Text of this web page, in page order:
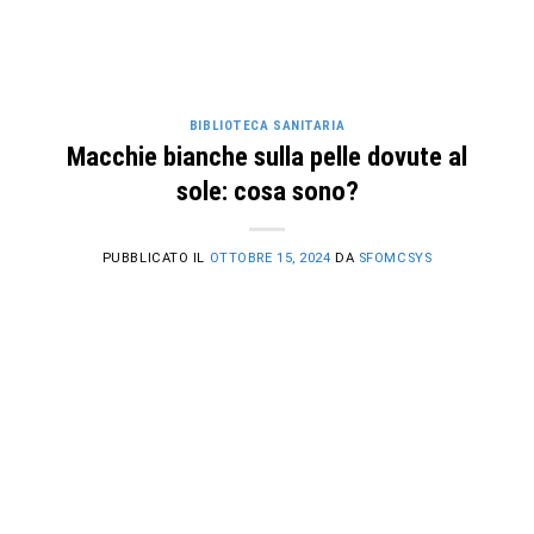
BIBLIOTECA SANITARIA
Macchie bianche sulla pelle dovute al
sole: cosa sono?
PUBBLICATO IL OTTOBRE 15, 2024 DA SFOMCSYS